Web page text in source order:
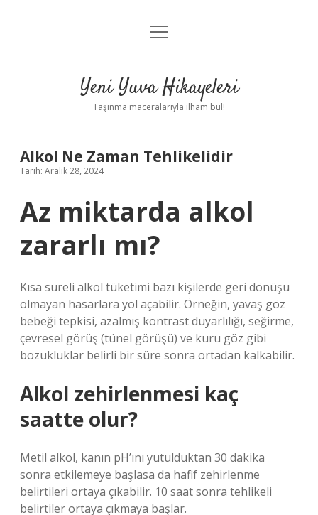
Anasayfa
Yasal Uyarı
menüyü
Yeni Yuva Hikayeleri
Taşınma maceralarıyla ilham bul!
Alkol Ne Zaman Tehlikelidir
Tarih: Aralık 28, 2024
Az miktarda alkol
zararlı mı?
Kısa süreli alkol tüketimi bazı kişilerde geri dönüşü
olmayan hasarlara yol açabilir. Örneğin, yavaş göz
bebeği tepkisi, azalmış kontrast duyarlılığı, seğirme,
çevresel görüş (tünel görüşü) ve kuru göz gibi
bozukluklar belirli bir süre sonra ortadan kalkabilir.
Alkol zehirlenmesi kaç
saatte olur?
Metil alkol, kanın pH’ını yutulduktan 30 dakika
sonra etkilemeye başlasa da hafif zehirlenme
belirtileri ortaya çıkabilir. 10 saat sonra tehlikeli
belirtiler ortaya çıkmaya başlar.